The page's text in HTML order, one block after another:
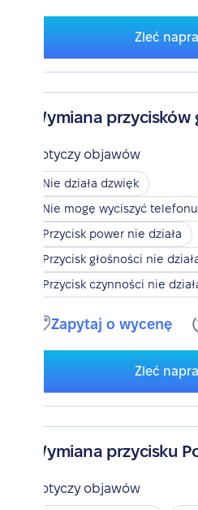
Zleć
Wymiana przycisków
Dotyczy objawów
Nie działa dzwięk
Nie mogę wyciszyć telefonu
Przycisk power nie działa
Przycisk głośności nie
Przycisk czynności nie
Zapytaj o wycenę
Zleć
Wymiana przycisku
Dotyczy objawów